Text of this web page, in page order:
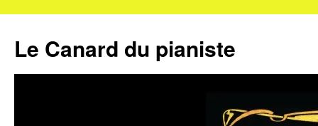
Le Canard du pianiste